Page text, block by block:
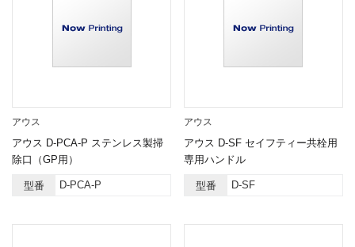
アウス
アウス D-PCA-P ステンレス製掃
除口（GP用）
型番 D-PCA-P
アウス
アウス D-SF セイフティー共栓用
専用ハンドル
型番 D-SF